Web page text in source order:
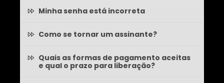
Minha senha está incorreta
Como se tornar um assinante?
Quais as formas de pagamento aceitas
e qual o prazo para liberação?